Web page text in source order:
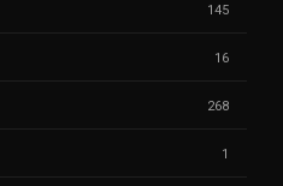
145
16
268
1